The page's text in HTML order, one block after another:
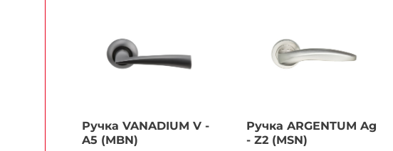
Ручка VANADIUM V -
A5 (MBN)
Ручка ARGENTUM Ag
- Z2 (MSN)